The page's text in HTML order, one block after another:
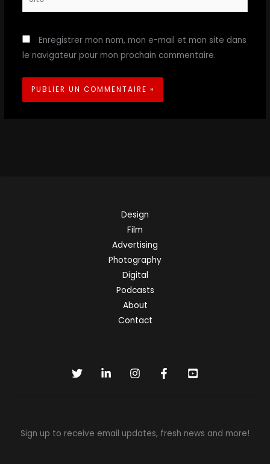
Enregistrer mon nom, mon e-mail et mon site dans
le navigateur pour mon prochain commentaire.
Design
Film
Advertising
Photography
Digital
Podcasts
About
Contact
Sign up to receive email updates, fresh news and more!